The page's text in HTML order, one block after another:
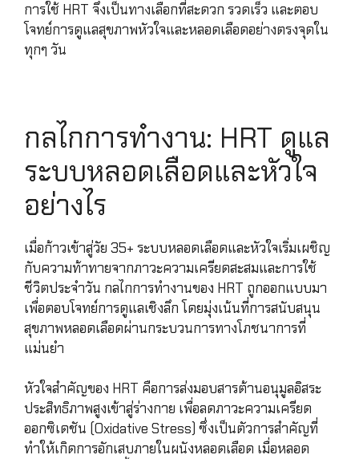
การใช้ HRT จึงเป็นทางเลือกที่สะดวก รวดเร็ว และตอบ
โจทย์การดูแลสุขภาพหัวใจและหลอดเลือดอย่างตรงจุดใน
ทุกๆ วัน
กลไกการทำงาน: HRT ดูแล
ระบบหลอดเลือดและหัวใจ
อย่างไร
เมื่อก้าวเข้าสู่วัย 35+ ระบบหลอดเลือดและหัวใจเริ่มเผชิญ
กับความท้าทายจากภาวะความเครียดสะสมและการใช้
ชีวิตประจำวัน กลไกการทำงานของ HRT ถูกออกแบบมา
เพื่อตอบโจทย์การดูแลเชิงลึก โดยมุ่งเน้นที่การสนับสนุน
สุขภาพหลอดเลือดผ่านกระบวนการทางโภชนาการที่
แม่นยำ
หัวใจสำคัญของ HRT คือการส่งมอบสารต้านอนุมูลอิสระ
ประสิทธิภาพสูงเข้าสู่ร่างกาย เพื่อลดภาวะความเครียด
ออกซิเดชัน (Oxidative Stress) ซึ่งเป็นตัวการสำคัญที่
ทำให้เกิดการอักเสบภายในผนังหลอดเลือด เมื่อหลอด